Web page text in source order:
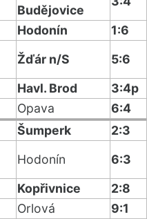
Budějovice
Hodonín
1:6
Žďár n/S
5:6
Havl. Brod
3:4p
Opava
6:4
Šumperk
2:3
Hodonín
6:3
Kopřivnice
2:8
Orlová
9:1